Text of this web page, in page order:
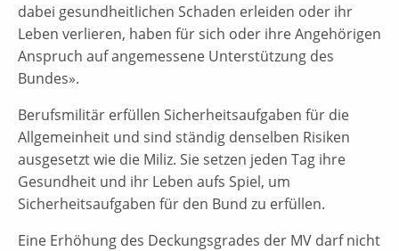
dabei gesundheitlichen Schaden erleiden oder ihr
Leben verlieren, haben für sich oder ihre Angehörigen
Anspruch auf angemessene Unterstützung des
Bundes».
Berufsmilitär erfüllen Sicherheitsaufgaben für die
Allgemeinheit und sind ständig denselben Risiken
ausgesetzt wie die Miliz. Sie setzen jeden Tag ihre
Gesundheit und ihr Leben aufs Spiel, um
Sicherheitsaufgaben für den Bund zu erfüllen.
Eine Erhöhung des Deckungsgrades der MV darf nicht